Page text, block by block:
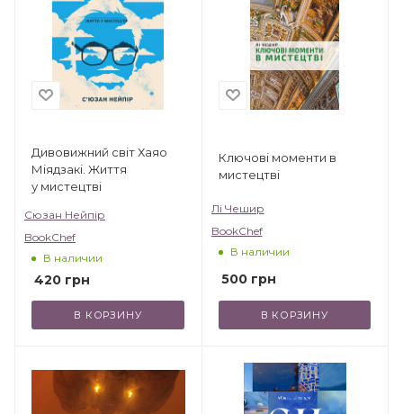
Дивовижний світ Хаяо
Міядзакі. Життя
у мистецтві
Сюзан Нейпір
BookChef
В наличии
420 грн
В КОРЗИНУ
Ключові моменти в
мистецтві
Лі Чешир
BookChef
В наличии
500грн
В КОРЗИНУ